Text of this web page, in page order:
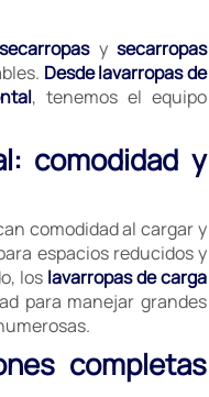
ysecarropas
Desde lavarropas de
, tenemos el equipo
comodidad y
comodidad al cargar y
espacios reducidos y
los lavarropas de carga
para manejar grandes
completas